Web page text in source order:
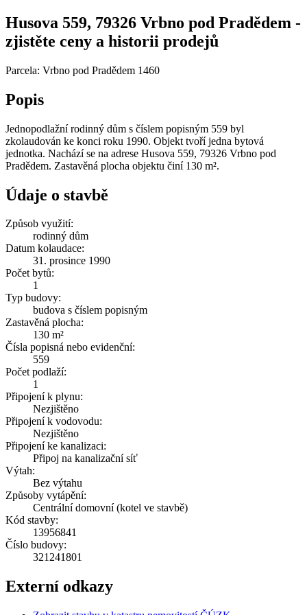
Husova 559, 79326 Vrbno pod Pradědem -
zjistěte ceny a historii prodejů
Parcela: Vrbno pod Pradědem 1460
Popis
Jednopodlažní rodinný dům s číslem popisným 559 byl
zkolaudován ke konci roku 1990. Objekt tvoří jedna bytová
jednotka. Nachází se na adrese Husova 559, 79326 Vrbno pod
Pradědem. Zastavěná plocha objektu činí 130 m².
Údaje o stavbě
Způsob využití:
rodinný dům
Datum kolaudace:
31. prosince 1990
Počet bytů:
1
Typ budovy:
budova s číslem popisným
Zastavěná plocha:
130 m²
Čísla popisná nebo evidenční:
559
Počet podlaží:
1
Připojení k plynu:
Nezjištěno
Připojení k vodovodu:
Nezjištěno
Připojení ke kanalizaci:
Připoj na kanalizační síť
Výtah:
Bez výtahu
Způsoby vytápění:
Centrální domovní (kotel ve stavbě)
Kód stavby:
13956841
Číslo budovy:
321241801
Externí odkazy